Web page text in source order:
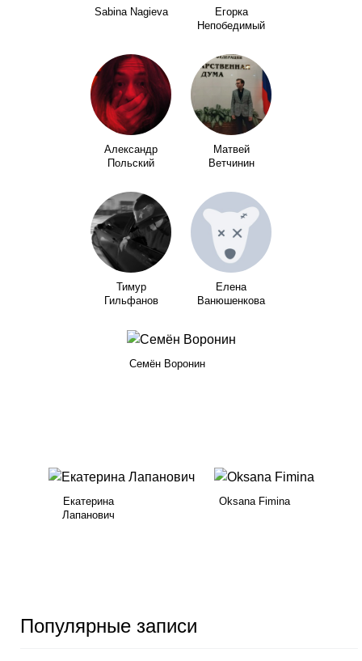
Sabina Nagieva
Егорка
Непобедимый
Александр
Польский
Матвей
Ветчинин
Тимур
Гильфанов
Елена
Ванюшенкова
Семён Воронин
Екатерина
Лапанович
Oksana Fimina
Популярные записи